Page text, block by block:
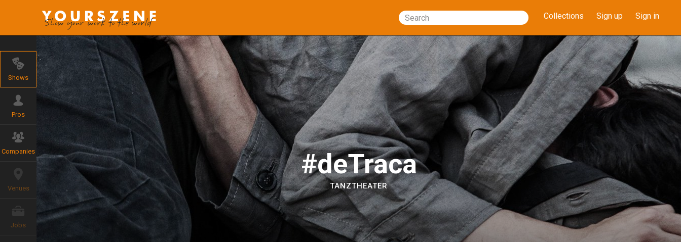
Search Collections Sign up Sign in
Shows
Pros
Companies
Venues
Jobs
#deTraca
TANZTHEATER